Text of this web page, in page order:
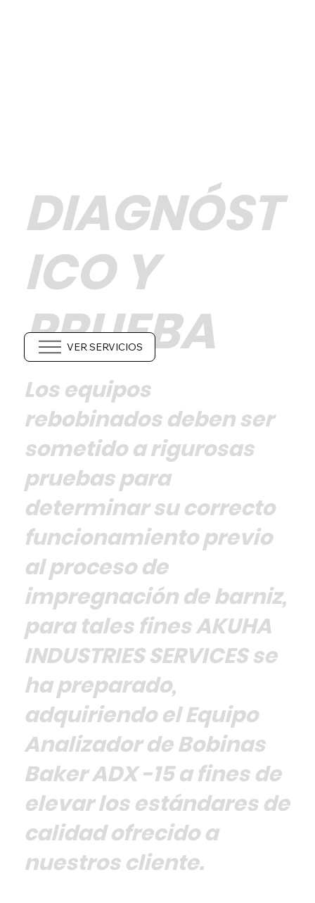
Servicio
Anterior
All Services
Los equipos
rebobinados deben ser
sometido a rigurosas
pruebas para
determinar su correcto
funcionamiento previo
al proceso de
impregnación de barniz,
para tales fines AKUHA
INDUSTRIES SERVICES se
ha preparado,
adquiriendo el Equipo
Analizador de Bobinas
Baker ADX -15 a fines de
elevar los estándares de
calidad ofrecido a
nuestros cliente.
DIAGNÓST
ICO Y
PRUEBA
VER SERVICIOS